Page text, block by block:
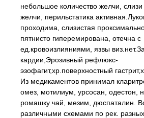
небольшое количество желчи,
желчи, перильстатика
проходима, слизистая
пятнисто гиперемирована, отечна с
ед.кровоизлияниями, язвы
кардии,Эрозивный рефлюкс-
эзофагит,хр.поверхностный
Из медикаментов принимал
омез, мотилиум, урсосан, одестон,
ромашку чай, мезим, дюспаталин.
различными схемами по рек. разных